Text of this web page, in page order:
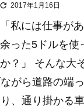
 2017年1月16日
「私には仕事が
余った5ドルを使
か？」 そんな大
がら道路の端
、通り掛かる